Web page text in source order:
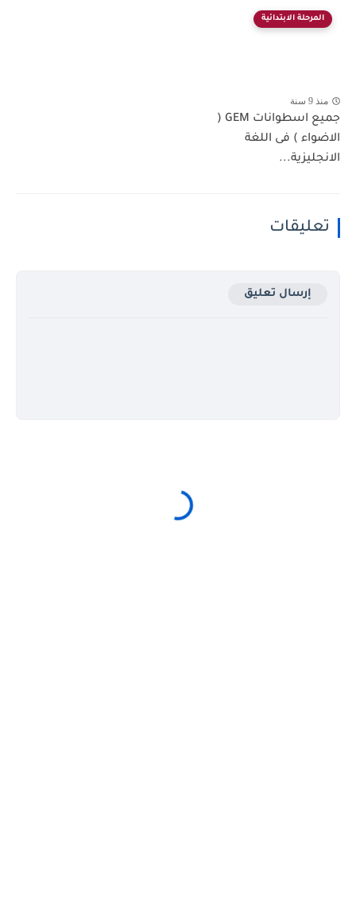
المرحلة الابتدائية
منذ 9 سنة
جميع اسطوانات GEM (
الاضواء ) فى اللغة
الانجليزية...
تعليقات
إرسال تعليق